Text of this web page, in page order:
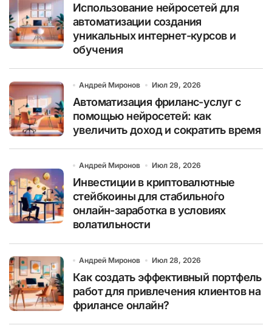
Использование нейросетей для
автоматизации создания
уникальных интернет-курсов и
обучения
Андрей Миронов Июл 29, 2026
Автоматизация фриланс-услуг с
помощью нейросетей: как
увеличить доход и сократить время
Андрей Миронов Июл 28, 2026
Инвестиции в криптовалютные
стейбкоины для стабильно́го
онлайн-заработка в условиях
волатильности
Андрей Миронов Июл 28, 2026
Как создать эффективный портфель
работ для привлечения клиентов на
фрилансе онлайн?